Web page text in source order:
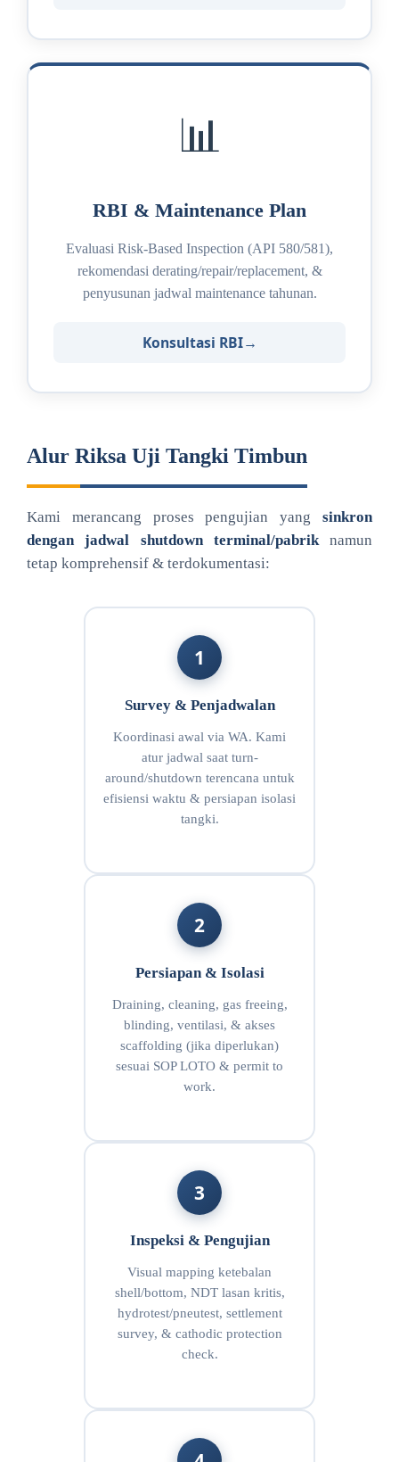
📊
RBI & Maintenance Plan
Evaluasi Risk-Based Inspection (API 580/581),
rekomendasi derating/repair/replacement, &
penyusunan jadwal maintenance tahunan.
Konsultasi RBI
Alur Riksa Uji Tangki Timbun
Kami merancang proses pengujian yang sinkron
dengan jadwal shutdown terminal/pabriknamun
tetap komprehensif & terdokumentasi:
1
Survey & Penjadwalan
Koordinasi awal via WA. Kami
atur jadwal saat turn-
around/shutdown terencana untuk
efisiensi waktu & persiapan isolasi
tangki.
2
Persiapan & Isolasi
Draining, cleaning, gas freeing,
blinding, ventilasi, & akses
scaffolding (jika diperlukan)
sesuai SOP LOTO & permit to
work.
3
Inspeksi & Pengujian
Visual mapping ketebalan
shell/bottom, NDT lasan kritis,
hydrotest/pneutest, settlement
survey, & cathodic protection
check.